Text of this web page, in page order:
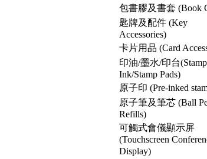
包書膠及書套 (Book
匙牌及配件 (Key
Accessories)
卡片用品 (Card
印油/墨水/印台(Stamp
Ink/Stamp Pads)
原子印 (Pre-inked
原子筆及筆芯 (Ball
Refills)
可觸式會儀顯示屏
(Touchscreen
Display)